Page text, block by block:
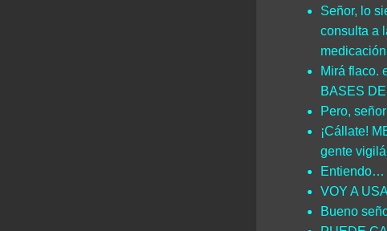
Señor, lo
consulta a
Mirá flaco.
BASES
Pero,
¡Cállate!
gente
Entiendo…
VOY A
Bueno